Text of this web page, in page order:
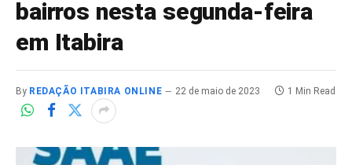
bairros nesta segunda-feira
em Itabira
By REDAÇÃO ITABIRA ONLINE 22 de maio de 2023 1 Min Read